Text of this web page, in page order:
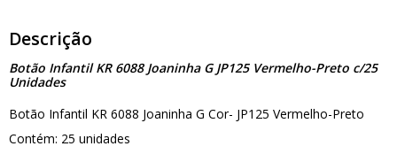
Descrição
Botão Infantil KR 6088 Joaninha G JP125 Vermelho-Preto c/25
Unidades
Botão Infantil KR 6088 Joaninha G Cor- JP125 Vermelho-Preto
Contém: 25 unidades